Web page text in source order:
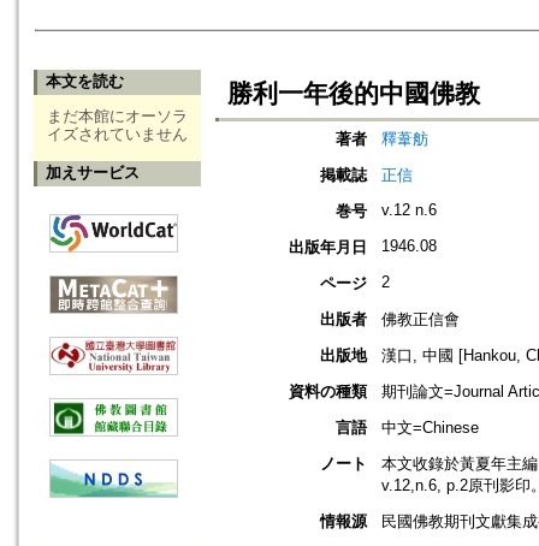
本文を読む
まだ本館にオーソラ
イズされていません
加えサービス
勝利一年後的中國佛教
著者
釋葦舫
掲載誌
正信
巻号
v.12 n.6
出版年月日 1946.08
ページ 2
出版者
佛教正信會
出版地
漢口, 中國 [Hankou,
資料の種類
期刊論文=Journal
言語
中文=Chinese
ノート
本文收錄於黃夏年主
v.12,n.6, p.2原刊影印
情報源
民國佛教期刊文獻集